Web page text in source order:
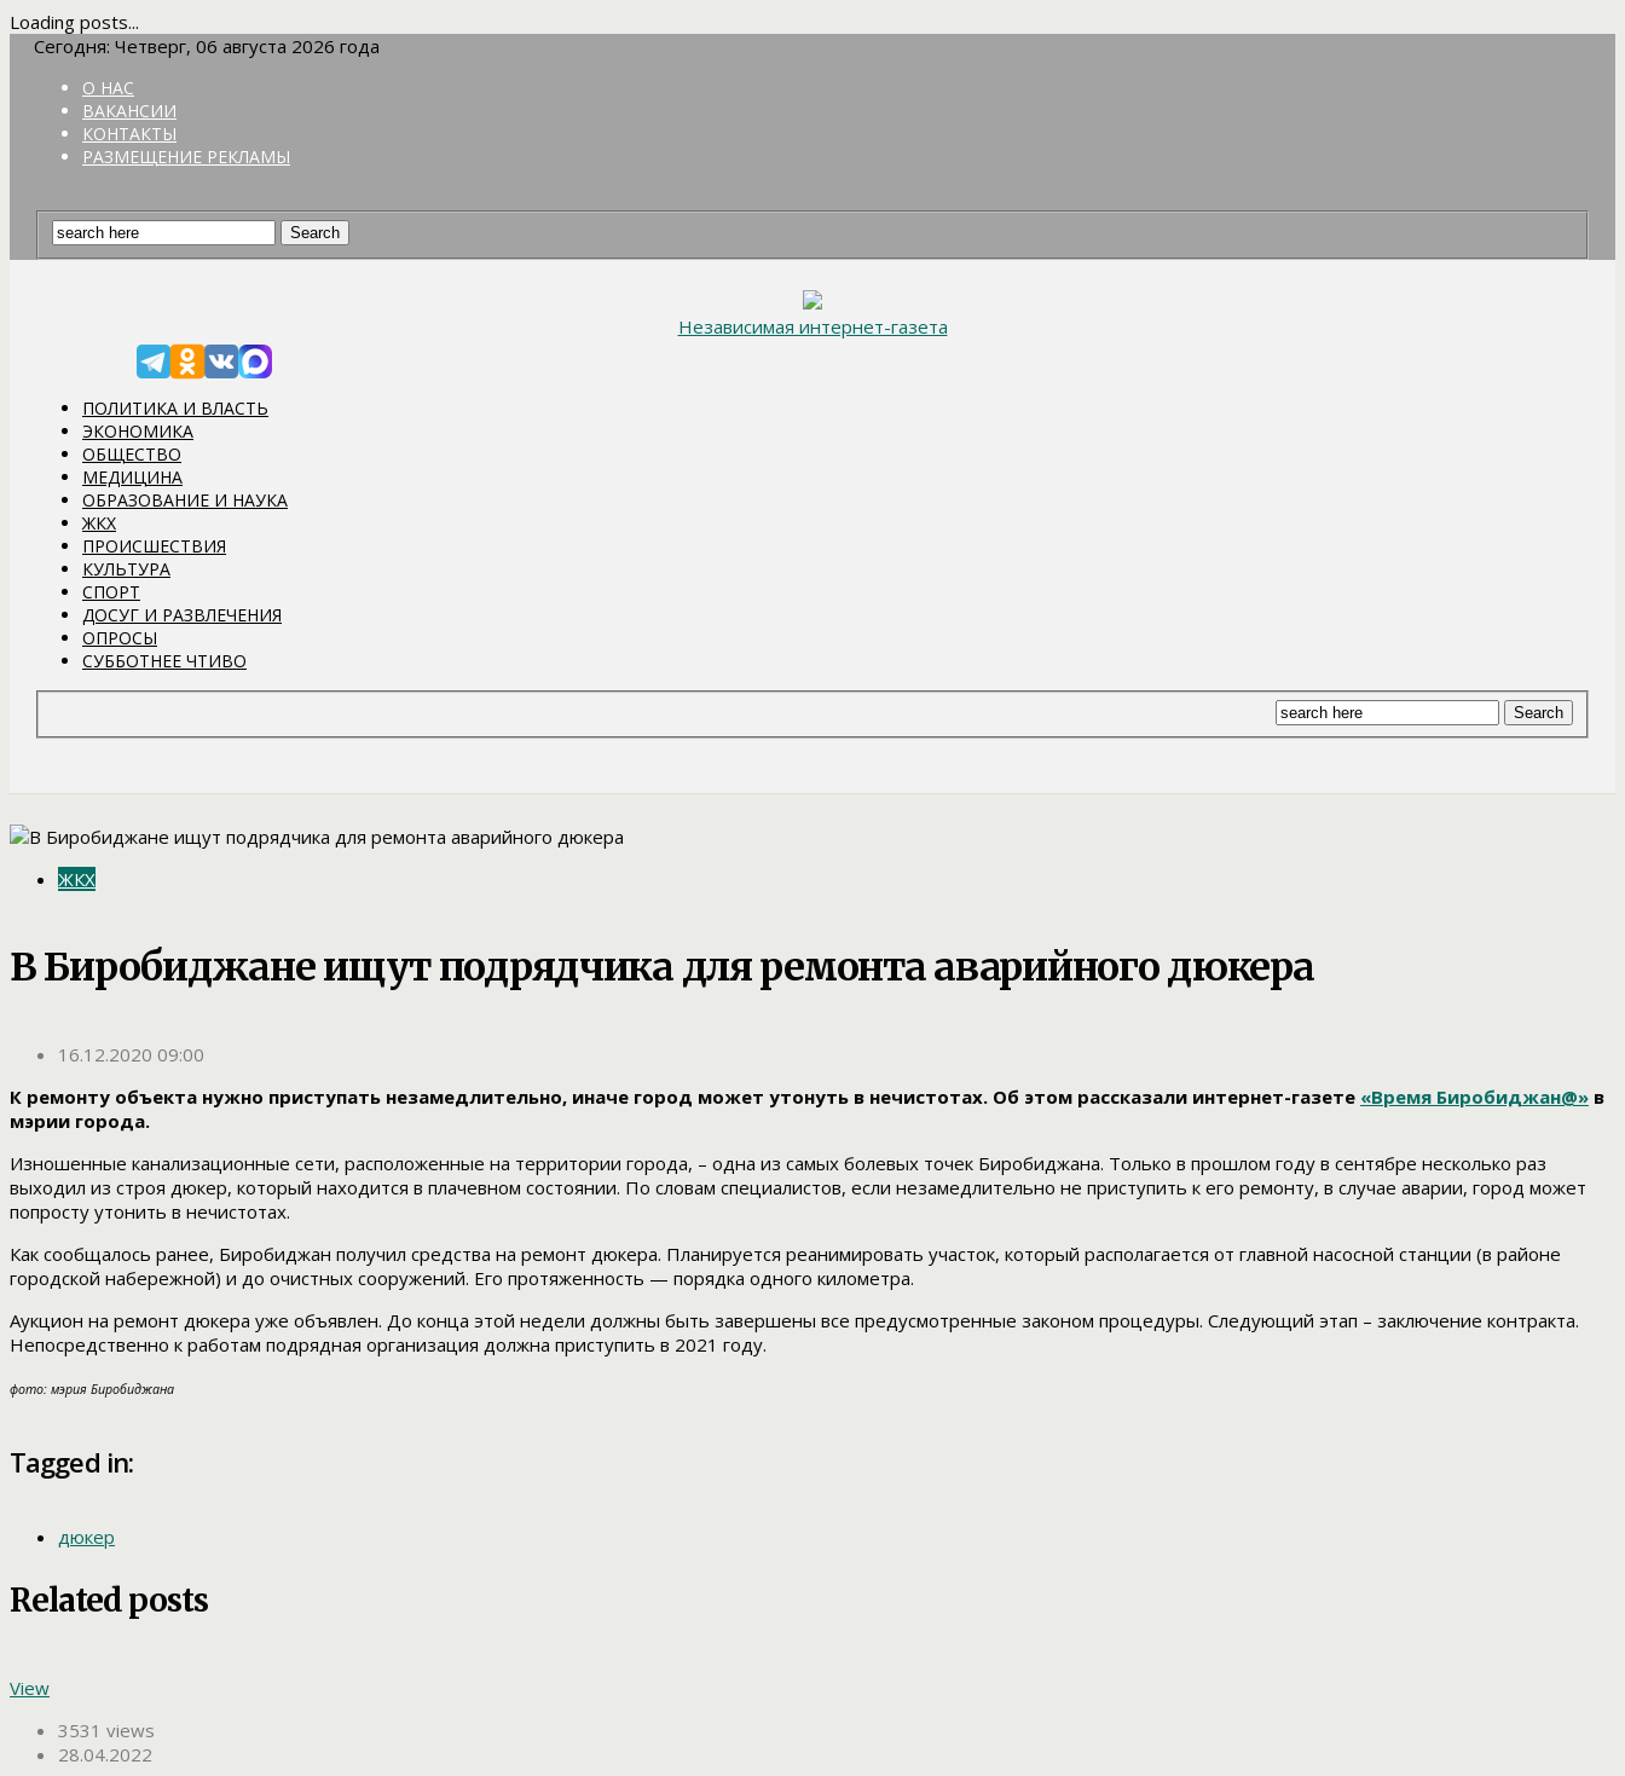
Loading posts...
Сегодня: Четверг, 06 августа 2026 года
О НАС
ВАКАНСИИ
КОНТАКТЫ
РАЗМЕЩЕНИЕ РЕКЛАМЫ
Независимая интернет-газета
ПОЛИТИКА И ВЛАСТЬ
ЭКОНОМИКА
ОБЩЕСТВО
МЕДИЦИНА
ОБРАЗОВАНИЕ И НАУКА
ЖКХ
ПРОИСШЕСТВИЯ
КУЛЬТУРА
СПОРТ
ДОСУГ И РАЗВЛЕЧЕНИЯ
ОПРОСЫ
СУББОТНЕЕ ЧТИВО
ЖКХ
В Биробиджане ищут подрядчика для ремонта аварийного дюкера
16.12.2020 09:00
К ремонту объекта нужно приступать незамедлительно, иначе город может утонуть в нечистотах. Об этом рассказали интернет-газете «Время Биробиджан@» в
мэрии города.
Изношенные канализационные сети, расположенные на территории города, – одна из самых болевых точек Биробиджана. Только в прошлом году в сентябре несколько раз
выходил из строя дюкер, который находится в плачевном состоянии. По словам специалистов, если незамедлительно не приступить к его ремонту, в случае аварии, город может
попросту утонить в нечистотах.
Как сообщалось ранее, Биробиджан получил средства на ремонт дюкера. Планируется реанимировать участок, который располагается от главной насосной станции (в районе
городской набережной) и до очистных сооружений. Его протяженность — порядка одного километра.
Аукцион на ремонт дюкера уже объявлен. До конца этой недели должны быть завершены все предусмотренные законом процедуры. Следующий этап – заключение контракта.
Непосредственно к работам подрядная организация должна приступить в 2021 году.
фото: мэрия Биробиджана
Tagged in:
дюкер
Related posts
View
3531 views
28.04.2022